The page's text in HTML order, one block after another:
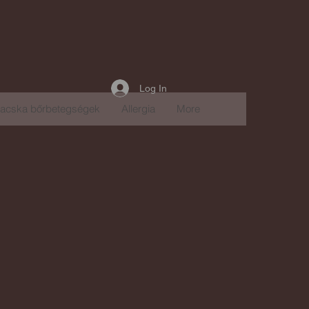
bőrbetegségek Allergia More
Log In